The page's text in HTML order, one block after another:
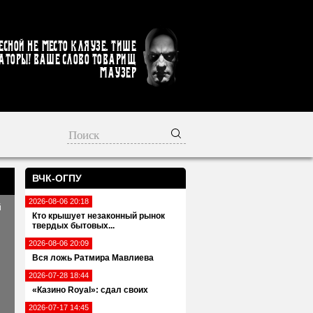
не место кляузе. Тише
Ваше слово товарищ
Маузер
ВЧК-ОГПУ
2026-08-06 20:18
Кто крышует незаконный рынок
твердых бытовых...
2026-08-06 20:09
Вся ложь Ратмира Мавлиева
2026-07-28 18:44
«Казино Royal»: сдал своих
2026-07-17 14:45